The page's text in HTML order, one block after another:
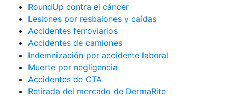
RoundUp contra el cáncer
Lesiones por resbalones y caídas
Accidentes ferroviarios
Accidentes de camiones
Indemnización por accidente laboral
Muerte por negligencia
Accidentes de CTA
Retirada del mercado de DermaRite